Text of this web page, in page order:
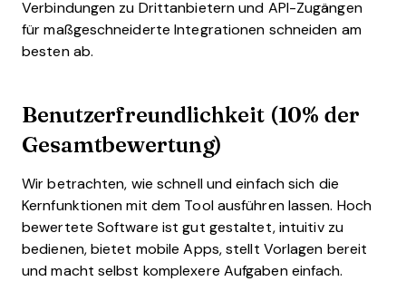
Verbindungen zu Drittanbietern und API-Zugängen
für maßgeschneiderte Integrationen schneiden am
besten ab.
Benutzerfreundlichkeit (10% der
Gesamtbewertung)
Wir betrachten, wie schnell und einfach sich die
Kernfunktionen mit dem Tool ausführen lassen. Hoch
bewertete Software ist gut gestaltet, intuitiv zu
bedienen, bietet mobile Apps, stellt Vorlagen bereit
und macht selbst komplexere Aufgaben einfach.